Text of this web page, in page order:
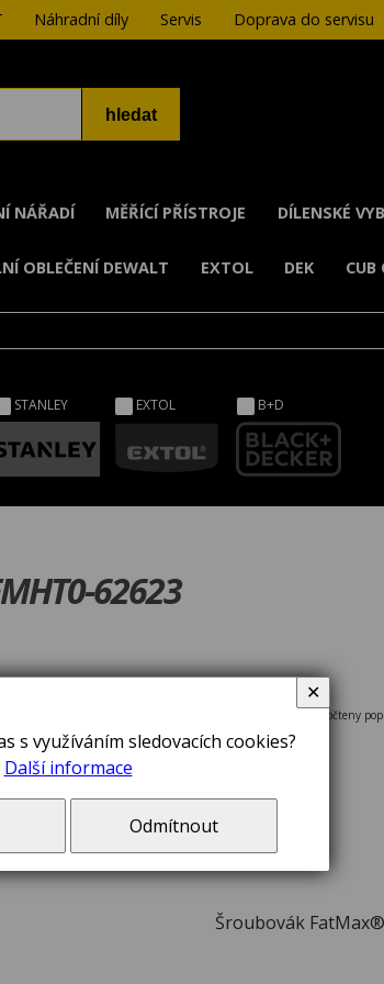
Náhradní díly Servis Doprava do servisu
NÁŘADÍ MĚŘÍCÍ PŘÍSTROJE DÍLENSKÉ
OBLEČENÍ DEWALT EXTOL DEK CUB
STANLEY EXTOL B+D
62623
V ceně zboží jsou započteny
Šroubovák
s využíváním sledovacích cookies?
Další informace
Odmítnout
✕